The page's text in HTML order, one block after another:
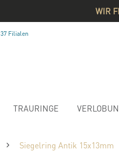
WIR
37 Filialen
TRAURINGE
Siegelring Antik 15x13mm